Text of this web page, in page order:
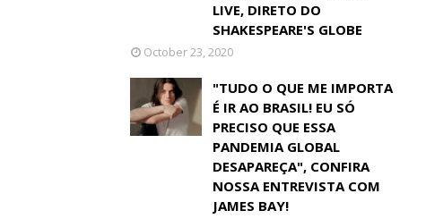
LIVE, DIRETO DO
SHAKESPEARE'S GLOBE
October 23, 2020
"TUDO O QUE ME IMPORTA
É IR AO BRASIL! EU SÓ
PRECISO QUE ESSA
PANDEMIA GLOBAL
DESAPAREÇA", CONFIRA
NOSSA ENTREVISTA COM
JAMES BAY!